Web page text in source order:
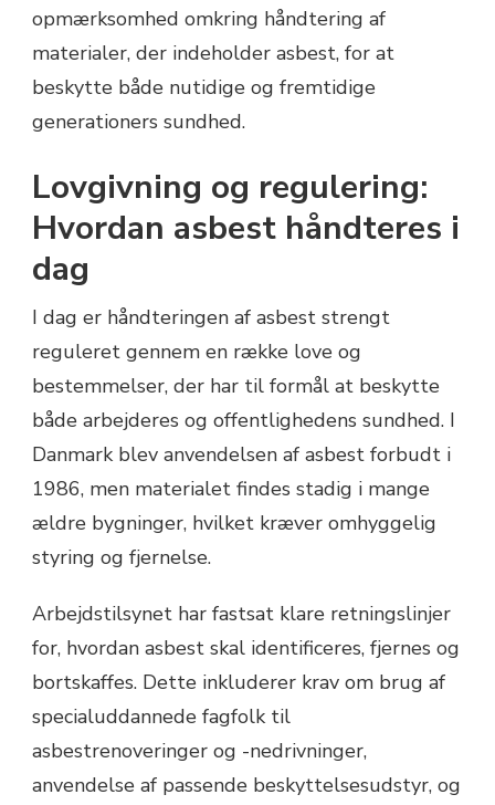
opmærksomhed omkring håndtering af
materialer, der indeholder asbest, for at
beskytte både nutidige og fremtidige
generationers sundhed.
Lovgivning og regulering:
Hvordan asbest håndteres i
dag
I dag er håndteringen af asbest strengt
reguleret gennem en række love og
bestemmelser, der har til formål at beskytte
både arbejderes og offentlighedens sundhed. I
Danmark blev anvendelsen af asbest forbudt i
1986, men materialet findes stadig i mange
ældre bygninger, hvilket kræver omhyggelig
styring og fjernelse.
Arbejdstilsynet har fastsat klare retningslinjer
for, hvordan asbest skal identificeres, fjernes og
bortskaffes. Dette inkluderer krav om brug af
specialuddannede fagfolk til
asbestrenoveringer og -nedrivninger,
anvendelse af passende beskyttelsesudstyr, og